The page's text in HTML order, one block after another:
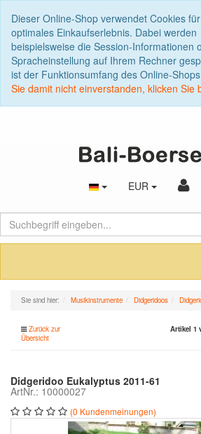
Dieser Online-Shop verwendet Cookies
optimales Einkaufserlebnis. Dabei werden
beispielsweise die Session-Informationen
Spracheinstellung auf Ihrem Rechner
ist der Funktionsumfang des Online-
Sie damit nicht einverstanden, klicken Sie
EUR
Sie sind hier: Musikinstrumente Didgeridoos
Zurück zur
Übersicht
Artikel 1
Didgeridoo Eukalyptus 2011-61
ArtNr.: 10000027
(0 Kundenmeinungen)